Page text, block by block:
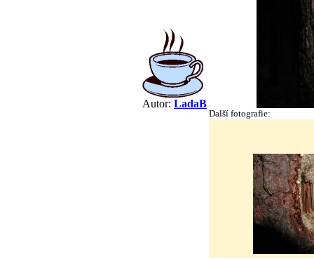
Autor: LadaB
Další fotografie: